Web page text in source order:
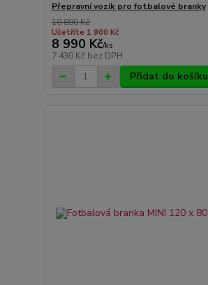
Přepravní vozík pro fotbalové branky
10 890 Kč
Ušetříte 1 900 Kč
8 990 Kč/ks
7 430 Kč bez DPH
Přidat do košíku